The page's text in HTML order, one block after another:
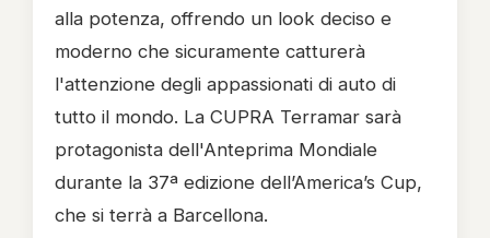
alla potenza, offrendo un look deciso e
moderno che sicuramente catturerà
l'attenzione degli appassionati di auto di
tutto il mondo. La CUPRA Terramar sarà
protagonista dell'Anteprima Mondiale
durante la 37ª edizione dell’America’s Cup,
che si terrà a Barcellona.